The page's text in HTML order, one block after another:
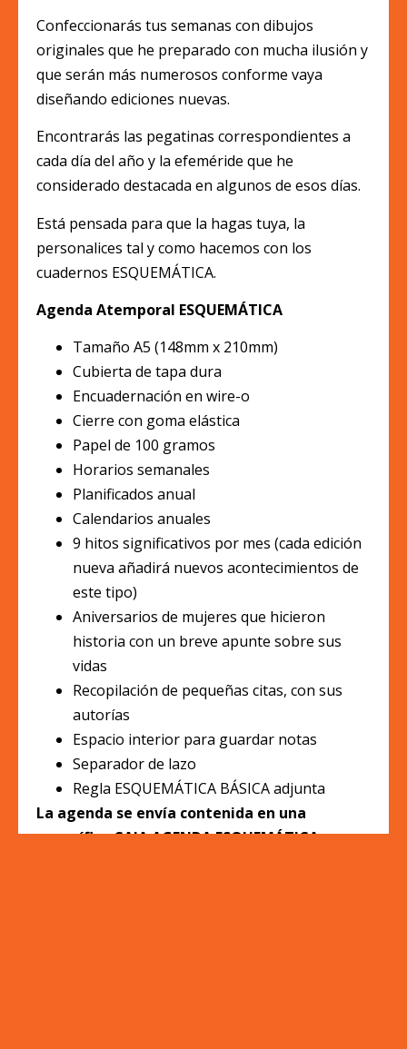
Confeccionarás tus semanas con dibujos
originales que he preparado con mucha ilusión y
que serán más numerosos conforme vaya
diseñando ediciones nuevas.
Encontrarás las pegatinas correspondientes a
cada día del año y la efeméride que he
considerado destacada en algunos de esos días.
Está pensada para que la hagas tuya, la
personalices tal y como hacemos con los
cuadernos ESQUEMÁTICA.
Agenda Atemporal ESQUEMÁTICA
Tamaño A5 (148mm x 210mm)
Cubierta de tapa dura
Encuadernación en wire-o
Cierre con goma elástica
Papel de 100 gramos
Horarios semanales
Planificados anual
Calendarios anuales
9 hitos significativos por mes (cada edición
nueva añadirá nuevos acontecimientos de
este tipo)
Aniversarios de mujeres que hicieron
historia con un breve apunte sobre sus
vidas
Recopilación de pequeñas citas, con sus
autorías
Espacio interior para guardar notas
Separador de lazo
Regla ESQUEMÁTICA BÁSICA adjunta
La agenda se envía contenida en una
magnífica CAJA AGENDA ESQUEMÁTICA,